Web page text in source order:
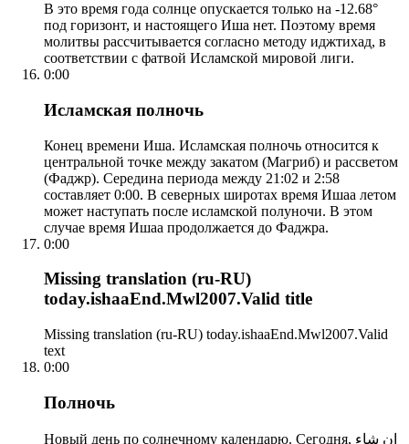
В это время года солнце опускается только на -12.68°
под горизонт, и настоящего Иша нет. Поэтому время
молитвы рассчитывается согласно методу иджтихад, в
соответствии с фатвой Исламской мировой лиги.
0:00
Исламская полночь
Конец времени Иша. Исламская полночь относится к
центральной точке между закатом (Магриб) и рассветом
(Фаджр). Середина периода между 21:02 и 2:58
составляет 0:00. В северных широтах время Ишаа летом
может наступать после исламской полуночи. В этом
случае время Ишаа продолжается до Фаджра.
0:00
Missing translation (ru-RU)
today.ishaaEnd.Mwl2007.Valid title
Missing translation (ru-RU) today.ishaaEnd.Mwl2007.Valid
text
0:00
Полночь
Новый день по солнечному календарю. Сегодня, إن شاء